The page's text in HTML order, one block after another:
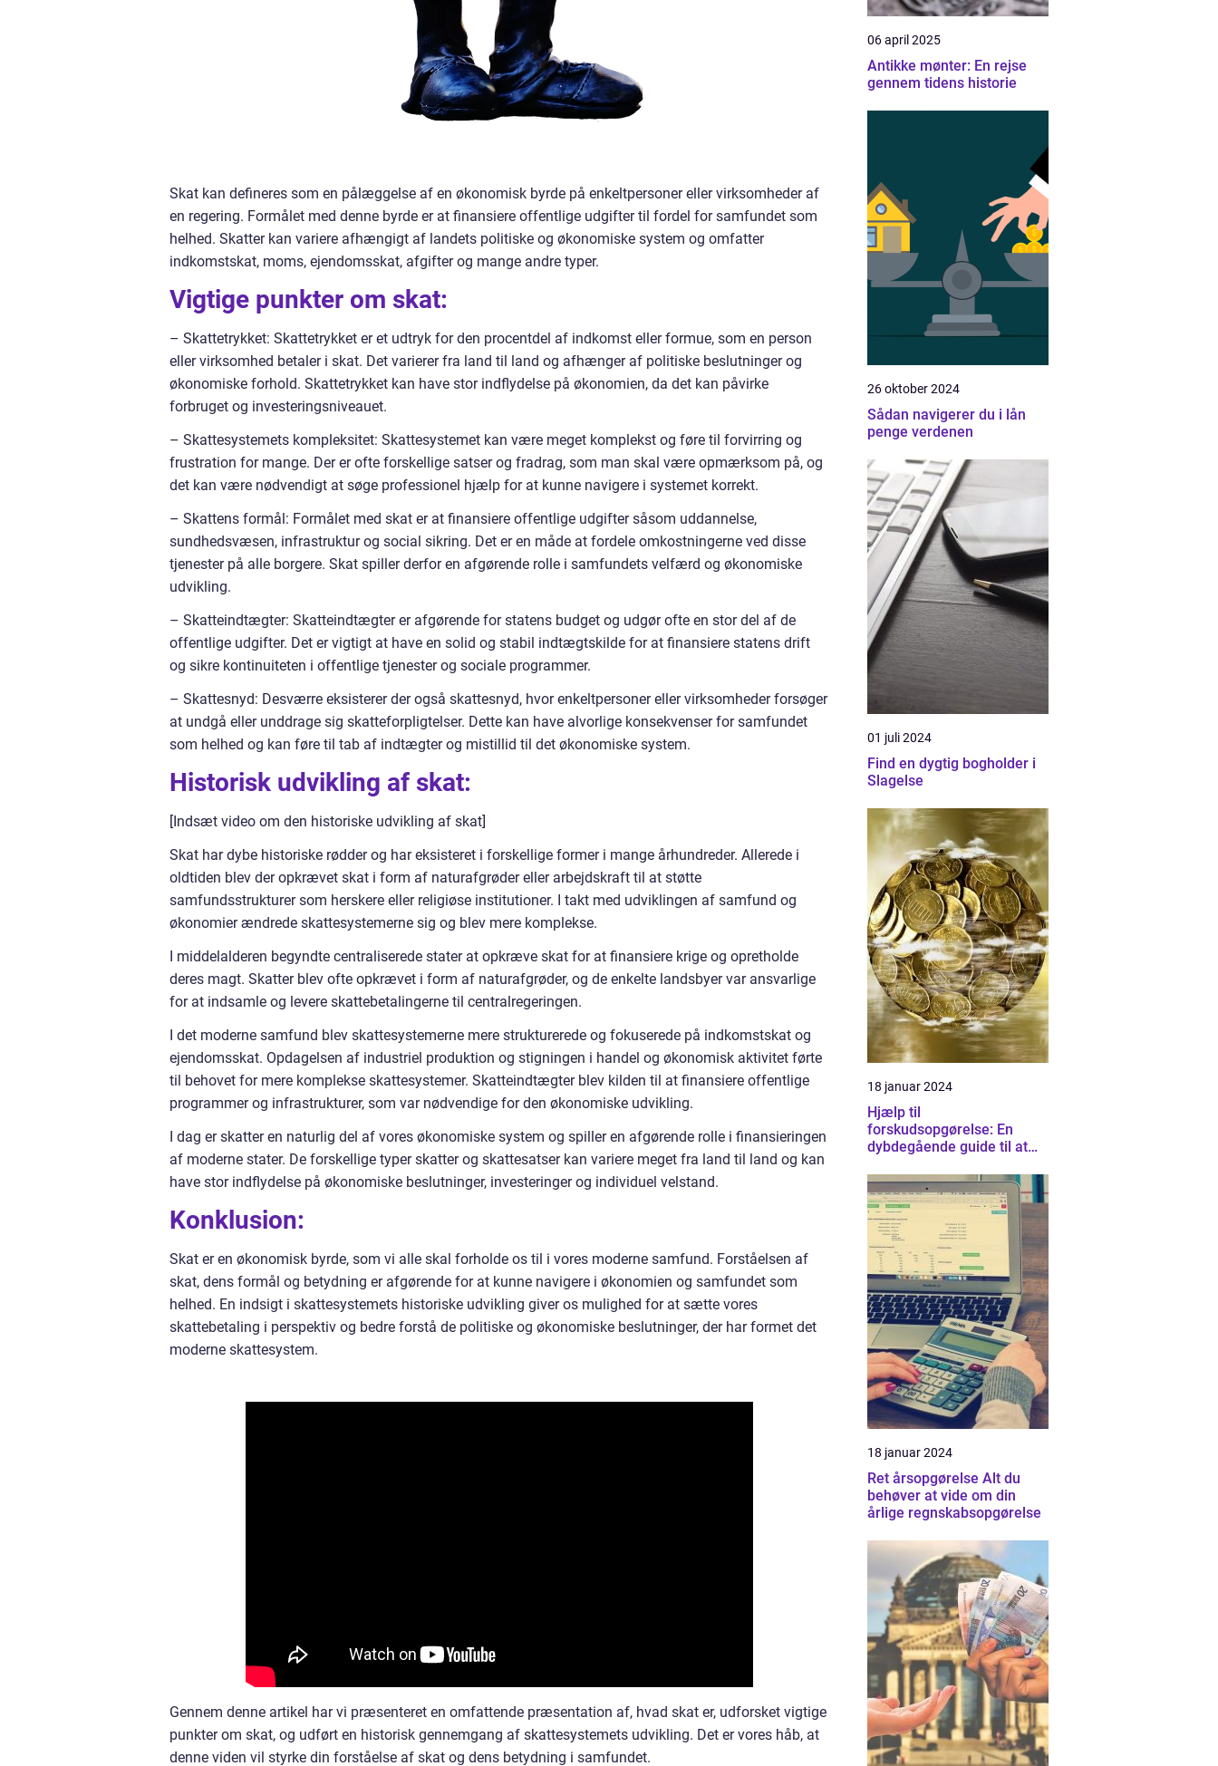
Skat kan defineres som en pålæggelse af en økonomisk byrde på enkeltpersoner eller virksomheder af
en regering. Formålet med denne byrde er at finansiere offentlige udgifter til fordel for samfundet som
helhed. Skatter kan variere afhængigt af landets politiske og økonomiske system og omfatter
indkomstskat, moms, ejendomsskat, afgifter og mange andre typer.
Vigtige punkter om skat:
– Skattetrykket: Skattetrykket er et udtryk for den procentdel af indkomst eller formue, som en person
eller virksomhed betaler i skat. Det varierer fra land til land og afhænger af politiske beslutninger og
økonomiske forhold. Skattetrykket kan have stor indflydelse på økonomien, da det kan påvirke
forbruget og investeringsniveauet.
– Skattesystemets kompleksitet: Skattesystemet kan være meget komplekst og føre til forvirring og
frustration for mange. Der er ofte forskellige satser og fradrag, som man skal være opmærksom på, og
det kan være nødvendigt at søge professionel hjælp for at kunne navigere i systemet korrekt.
– Skattens formål: Formålet med skat er at finansiere offentlige udgifter såsom uddannelse,
sundhedsvæsen, infrastruktur og social sikring. Det er en måde at fordele omkostningerne ved disse
tjenester på alle borgere. Skat spiller derfor en afgørende rolle i samfundets velfærd og økonomiske
udvikling.
– Skatteindtægter: Skatteindtægter er afgørende for statens budget og udgør ofte en stor del af de
offentlige udgifter. Det er vigtigt at have en solid og stabil indtægtskilde for at finansiere statens drift
og sikre kontinuiteten i offentlige tjenester og sociale programmer.
– Skattesnyd: Desværre eksisterer der også skattesnyd, hvor enkeltpersoner eller virksomheder forsøger
at undgå eller unddrage sig skatteforpligtelser. Dette kan have alvorlige konsekvenser for samfundet
som helhed og kan føre til tab af indtægter og mistillid til det økonomiske system.
Historisk udvikling af skat:
[Indsæt video om den historiske udvikling af skat]
Skat har dybe historiske rødder og har eksisteret i forskellige former i mange århundreder. Allerede i
oldtiden blev der opkrævet skat i form af naturafgrøder eller arbejdskraft til at støtte
samfundsstrukturer som herskere eller religiøse institutioner. I takt med udviklingen af samfund og
økonomier ændrede skattesystemerne sig og blev mere komplekse.
I middelalderen begyndte centraliserede stater at opkræve skat for at finansiere krige og opretholde
deres magt. Skatter blev ofte opkrævet i form af naturafgrøder, og de enkelte landsbyer var ansvarlige
for at indsamle og levere skattebetalingerne til centralregeringen.
I det moderne samfund blev skattesystemerne mere strukturerede og fokuserede på indkomstskat og
ejendomsskat. Opdagelsen af industriel produktion og stigningen i handel og økonomisk aktivitet førte
til behovet for mere komplekse skattesystemer. Skatteindtægter blev kilden til at finansiere offentlige
programmer og infrastrukturer, som var nødvendige for den økonomiske udvikling.
I dag er skatter en naturlig del af vores økonomiske system og spiller en afgørende rolle i finansieringen
af moderne stater. De forskellige typer skatter og skattesatser kan variere meget fra land til land og kan
have stor indflydelse på økonomiske beslutninger, investeringer og individuel velstand.
Konklusion:
Skat er en økonomisk byrde, som vi alle skal forholde os til i vores moderne samfund. Forståelsen af
skat, dens formål og betydning er afgørende for at kunne navigere i økonomien og samfundet som
helhed. En indsigt i skattesystemets historiske udvikling giver os mulighed for at sætte vores
skattebetaling i perspektiv og bedre forstå de politiske og økonomiske beslutninger, der har formet det
moderne skattesystem.
Gennem denne artikel har vi præsenteret en omfattende præsentation af, hvad skat er, udforsket vigtige
punkter om skat, og udført en historisk gennemgang af skattesystemets udvikling. Det er vores håb, at
denne viden vil styrke din forståelse af skat og dens betydning i samfundet.
06 april 2025
Antikke mønter: En rejse
gennem tidens historie
26 oktober 2024
Sådan navigerer du i lån
penge verdenen
01 juli 2024
Find en dygtig bogholder i
Slagelse
18 januar 2024
Hjælp til
forskudsopgørelse: En
dybdegående guide til at
skatteforhold
18 januar 2024
Ret årsopgørelse Alt du
behøver at vide om din
årlige regnskabsopgørelse